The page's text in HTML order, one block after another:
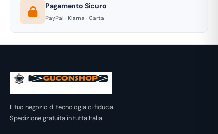
Pagamento Sicuro
PayPal · Klarna · Carta
Il tuo negozio di tecnologia di fiducia.
Spedizione gratuita in tutta Italia.